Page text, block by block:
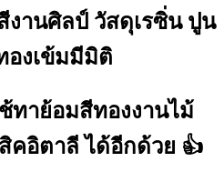
งานศิลป์ วัสดุเรซิ่น ปูน
องเข้มมีมิติ
ทาย้อมสีทองงานไม้
คอิตาลี ได้อีกด้วย 👍